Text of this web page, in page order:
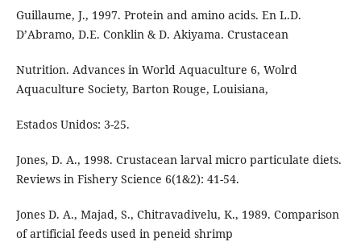
Guillaume, J., 1997. Protein and amino acids. En L.D.
D’Abramo, D.E. Conklin & D. Akiyama. Crustacean
Nutrition. Advances in World Aquaculture 6, Wolrd
Aquaculture Society, Barton Rouge, Louisiana,
Estados Unidos: 3-25.
Jones, D. A., 1998. Crustacean larval micro particulate diets.
Reviews in Fishery Science 6(1&2): 41-54.
Jones D. A., Majad, S., Chitravadivelu, K., 1989. Comparison
of artificial feeds used in peneid shrimp